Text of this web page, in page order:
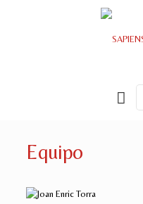
Equipo